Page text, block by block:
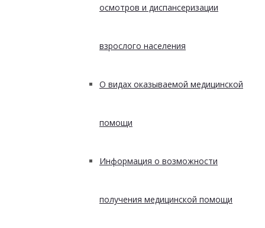
осмотров и диспансеризации
взрослого населения
О видах оказываемой медицинской
помощи
Информация о возможности
получения медицинской помощи